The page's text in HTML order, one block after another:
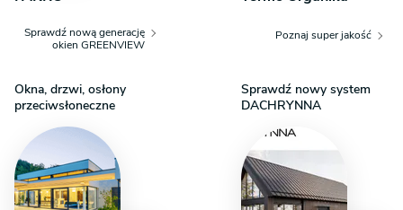
wyjście na duży górny taras, będący idealnym miejscem
Sprawdź nową generację
okien GREENVIEW
Poznaj super jakość
Okna, drzwi, osłony
przeciwsłoneczne
Sprawdź nowy system
DACHRYNNA